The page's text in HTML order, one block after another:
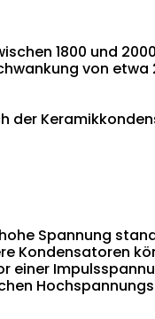
1800 und
von etwa
der
Spannung
Kondensatoren